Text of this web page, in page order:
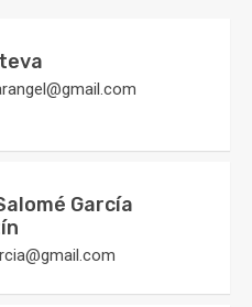
García